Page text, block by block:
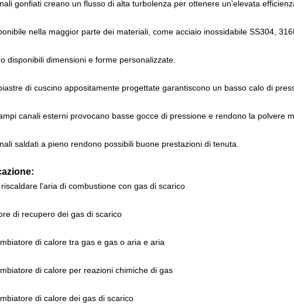
gonfiati creano un flusso di alta turbolenza per ottenere un'elevata
nella maggior parte dei materiali, come acciaio inossidabile SS304,
disponibili dimensioni e forme personalizzate.
di cuscino appositamente progettate garantiscono un basso calo di
canali esterni provocano basse gocce di pressione e rendono la polvere
saldati a pieno rendono possibili buone prestazioni di tenuta.
l'aria di combustione con gas di scarico
di recupero dei gas di scarico
di calore tra gas e gas o aria e aria
di calore per reazioni chimiche di gas
di calore dei gas di scarico